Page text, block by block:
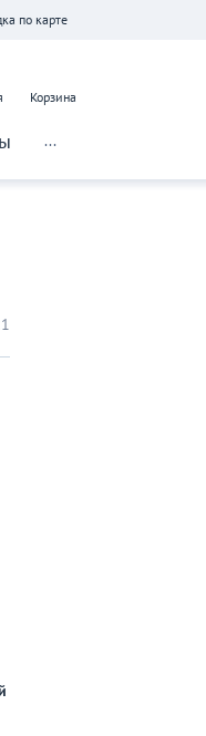
по карте
Корзина
...